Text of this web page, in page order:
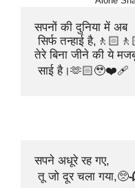
सपनों की दुनिया में अब
सिर्फ तन्हाई
तेरे बिना जीने की ये
साई है।🫶🏻🥹❤️‍🩹
सपने अधूरे रह गए,
तू जो दूर चला